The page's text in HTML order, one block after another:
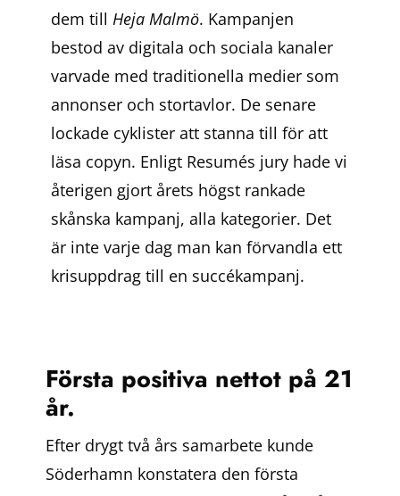
dem till Heja Malmö. Kampanjen
bestod av digitala och sociala kanaler
varvade med traditionella medier som
annonser och stortavlor. De senare
lockade cyklister att stanna till för att
läsa copyn. Enligt Resumés jury hade vi
återigen gjort årets högst rankade
skånska kampanj, alla kategorier. Det
är inte varje dag man kan förvandla ett
krisuppdrag till en succékampanj.
Första positiva nettot på 21
år.
Efter drygt två års samarbete kunde
Söderhamn konstatera den första